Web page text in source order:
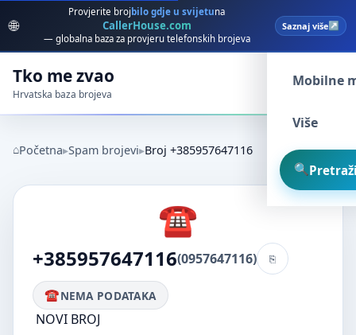
🌐
Provjerite broj bilo gdje u svijetuna
CallerHouse.com
— globalna baza za provjeru telefonskih brojeva
Saznaj više
Tko me zvao
Hrvatska baza brojeva
Spam
Mobilne
Više
Početna Spam brojevi Broj +385957647116
+385957647116(0957647116)
NEMA PODATAKA
NOVI BROJ